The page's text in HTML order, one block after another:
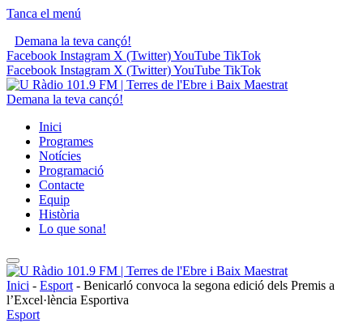
Tanca el menú
Demana la teva cançó!
Facebook Instagram X (Twitter)YouTube TikTok
Facebook Instagram X (Twitter)YouTube TikTok
Demana la teva cançó!
Inici
Programes
Notícies
Programació
Contacte
Equip
Història
Lo que sona!
Inici - Esport - Benicarló convoca la segona edició dels Premis a
l’Excel·lència Esportiva
Esport